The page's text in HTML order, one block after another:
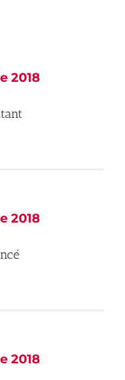
2018
2018
2018